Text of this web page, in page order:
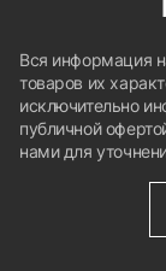
Вся информация
товаров их
исключительно
публичной
нами для